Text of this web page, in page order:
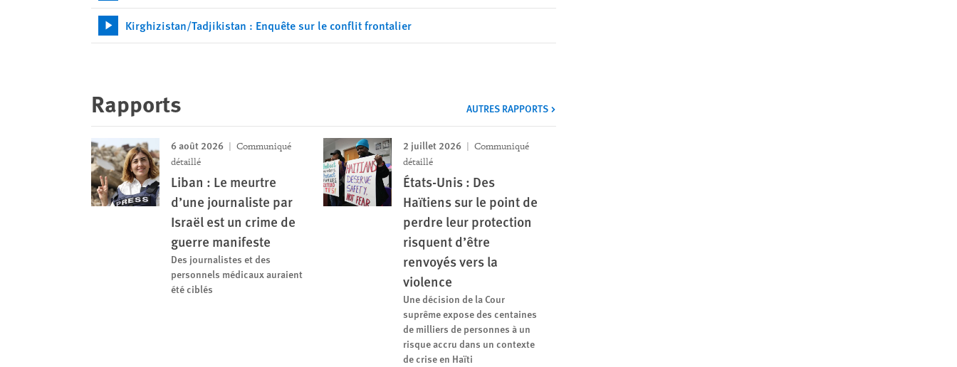
Kirghizistan/Tadjikistan : Enquête sur le conflit frontalier
Rapports AUTRES RAPPORTS
6 août 2026
Communiqué
détaillé
Liban : Le meurtre
d’une journaliste par
Israël est un crime de
guerre manifeste
Des journalistes et des
personnels médicaux auraient
été ciblés
2 juillet 2026
Communiqué
détaillé
États-Unis : Des
Haïtiens sur le point de
perdre leur protection
risquent d’être
renvoyés vers la
violence
Une décision de la Cour
suprême expose des centaines
de milliers de personnes à un
risque accru dans un contexte
de crise en Haïti